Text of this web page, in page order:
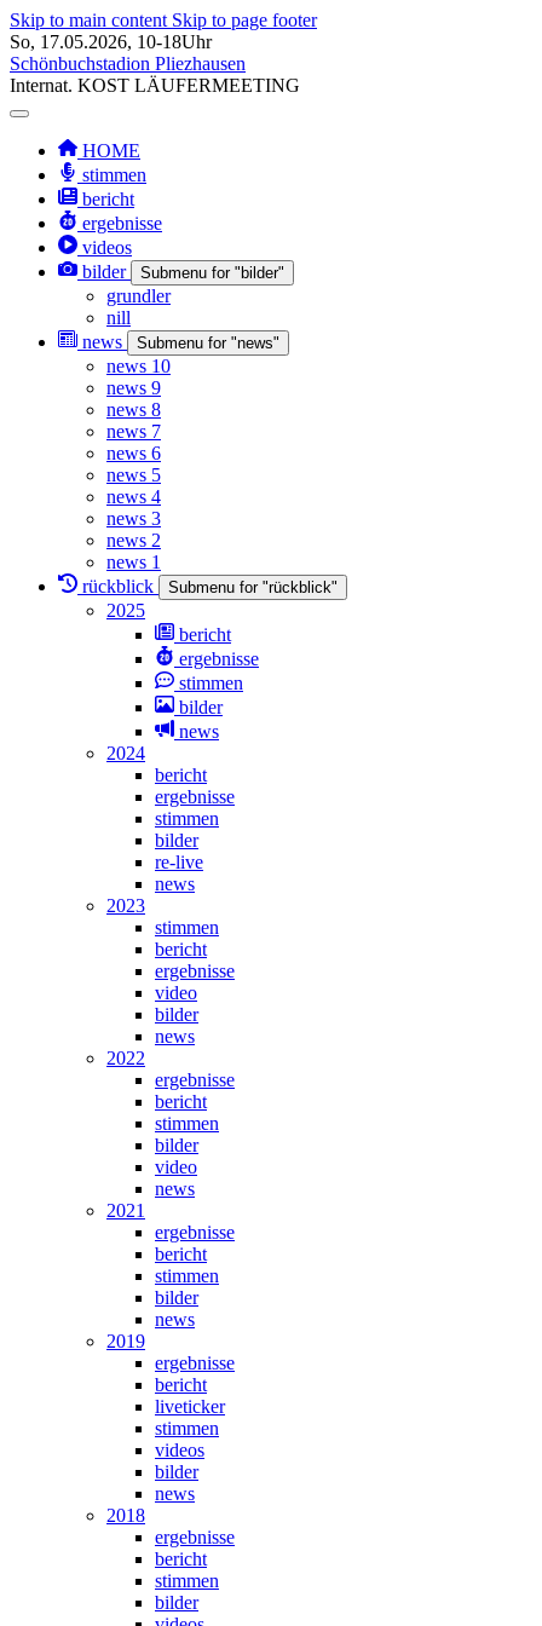
Skip to main content Skip to page footer
So, 17.05.2026, 10-18Uhr
Schönbuchstadion Pliezhausen
Internat. KOST LÄUFERMEETING
HOME
stimmen
bericht
ergebnisse
videos
bilder
Submenu for "bilder"
grundler
nill
news
Submenu for "news"
news 10
news 9
news 8
news 7
news 6
news 5
news 4
news 3
news 2
news 1
rückblick
Submenu for "rückblick"
2025
bericht
ergebnisse
stimmen
bilder
news
2024
bericht
ergebnisse
stimmen
bilder
re-live
news
2023
stimmen
bericht
ergebnisse
video
bilder
news
2022
ergebnisse
bericht
stimmen
bilder
video
news
2021
ergebnisse
bericht
stimmen
bilder
news
2019
ergebnisse
bericht
liveticker
stimmen
videos
bilder
news
2018
ergebnisse
bericht
stimmen
bilder